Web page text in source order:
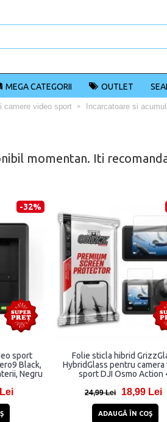
MEGA CATEGORII OUTLET
camere video sport Incarcatoare si
momentan. Iti
-32%
sport
Black,
Negru
Folie sticla hibrid
HybridGlass pentru camera
sport DJI Osmo Action
24,99 Lei 18,99 Lei
ADAUGĂ ÎN COŞ